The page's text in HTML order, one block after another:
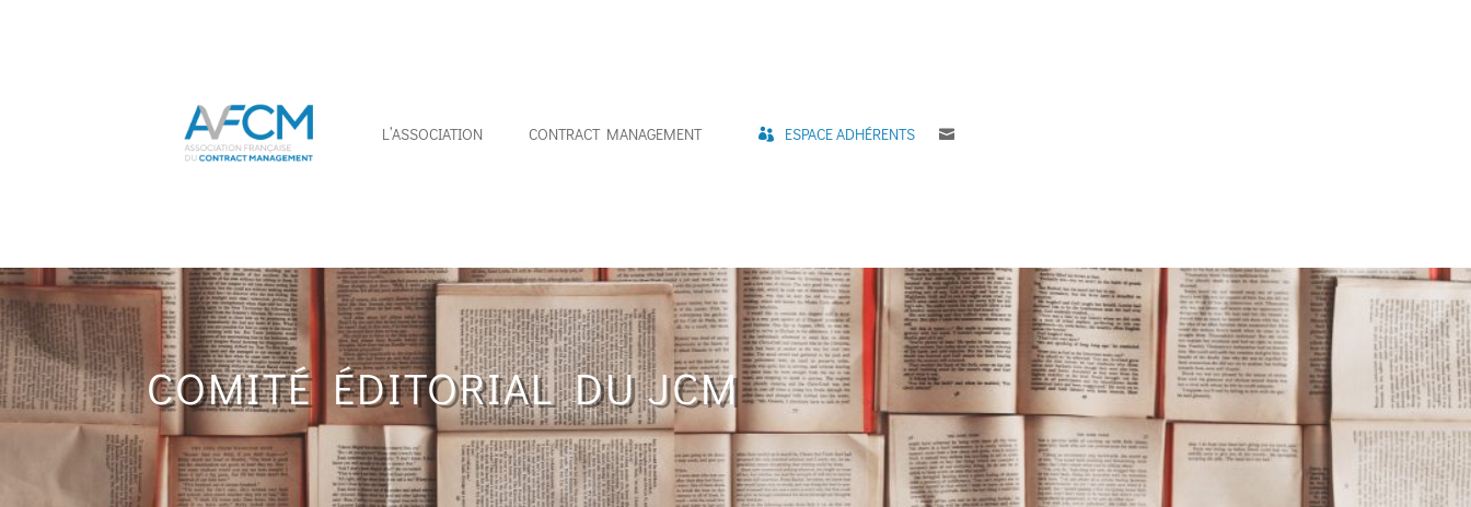
L’ASSOCIATION CONTRACT MANAGEMENT ESPACE ADHÉRENTS
COMITÉ ÉDITORIAL DU JCM